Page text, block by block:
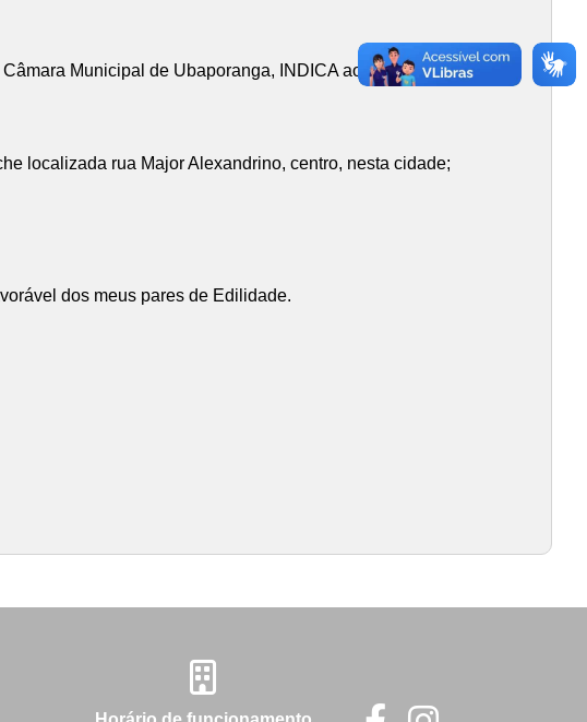
Municipal de Ubaporanga, INDICA ao Chefe do Poder
localizada rua Major Alexandrino, centro, nesta cidade;
dos meus pares de Edilidade.